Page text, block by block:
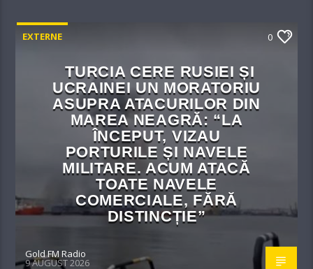
EXTERNE 0
TURCIA CERE RUSIEI ȘI
UCRAINEI UN MORATORIU
ASUPRA ATACURILOR DIN
MAREA NEAGRĂ: “LA
ÎNCEPUT, VIZAU
PORTURILE ȘI NAVELE
MILITARE. ACUM ATACĂ
TOATE NAVELE
COMERCIALE, FĂRĂ
DISTINCȚIE”
Gold FM Radio
9 AUGUST 2026